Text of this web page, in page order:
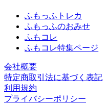
ふもっふトレカ
ふもっふのおみせ
ふもコレ
ふもコレ特集ページ
会社概要
特定商取引法に基づく表記
利用規約
プライバシーポリシー